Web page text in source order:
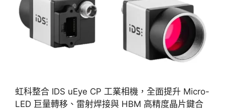
虹科整合 IDS uEye CP 工業相機，全面提升 Micro-
LED 巨量轉移、雷射焊接與 HBM 高精度晶片鍵合